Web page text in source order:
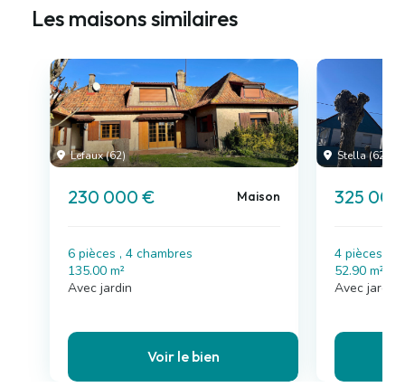
Les maisons similaires
Lefaux (62)
230 000 € Maison
6 pièces , 4 chambres
135.00 m²
Avec jardin
Voir le bien
Stella (62)
325
4 pièces , 2
52.90 m²
Avec jardin